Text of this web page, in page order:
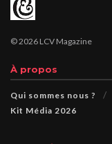
© 2026 LCV Magazine
À propos
Qui sommes nous ?
Kit Média 2026